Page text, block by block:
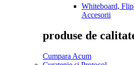
Whiteboard,
Accesorii
produse de
Cumpara Acum